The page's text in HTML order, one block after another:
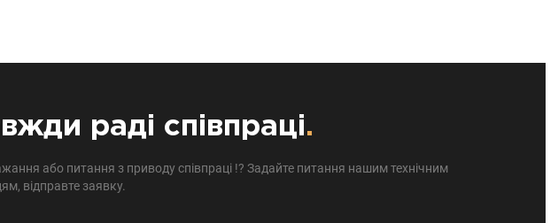
раді співпраці.
або питання з приводу співпраці !? Задайте питання нашим технічним
відправте заявку.